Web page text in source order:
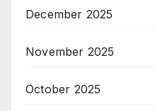
December 2025
November 2025
October 2025